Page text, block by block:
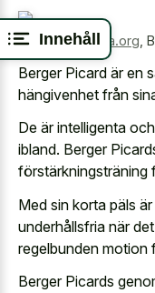
Innehåll
Källa:wikimedia.org
Berger Picard är en
hängivenhet från
De är intelligenta
ibland. Berger
förstärkningsträning
Med sin korta päls
underhållsfria när
regelbunden motion
Berger Picards